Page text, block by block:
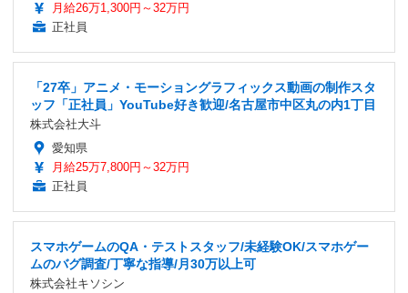
月給26万1,300円～32万円
正社員
「27卒」アニメ・モーショングラフィックス動画の制作スタ
ッフ「正社員」YouTube好き歓迎/名古屋市中区丸の内1丁目
株式会社大斗
愛知県
月給25万7,800円～32万円
正社員
スマホゲームのQA・テストスタッフ/未経験OK/スマホゲー
ムのバグ調査/丁寧な指導/月30万以上可
株式会社キソシン